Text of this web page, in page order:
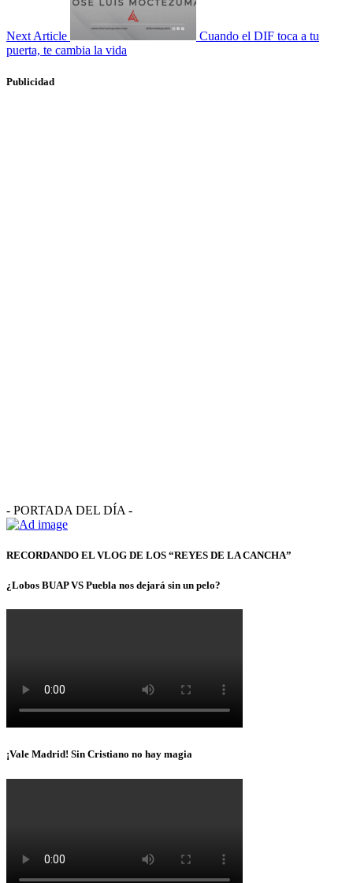
Next Article
Cuando el DIF toca a tu
puerta, te cambia la vida
Publicidad
- PORTADA DEL DÍA -
RECORDANDO EL VLOG DE LOS “REYES DE LA CANCHA”
¿Lobos BUAP VS Puebla nos dejará sin un pelo?
¡Vale Madrid! Sin Cristiano no hay magia